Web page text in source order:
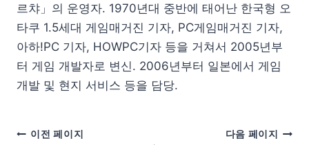
르챠」의 운영자. 1970년대 중반에 태어난 한국형 오
타쿠 1.5세대 게임매거진 기자, PC게임매거진 기자,
아하!PC 기자, HOWPC기자 등을 거쳐서 2005년부
터 게임 개발자로 변신. 2006년부터 일본에서 게임
개발 및 현지 서비스 등을 담당.
이전 페이지 다음 페이지